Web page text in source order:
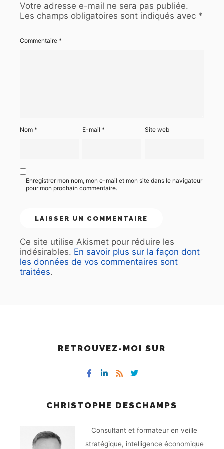
Votre adresse e-mail ne sera pas publiée.
Les champs obligatoires sont indiqués avec *
Commentaire *
Nom * E-mail* Site web
Enregistrer mon nom, mon e-mail et mon site dans le navigateur
pour mon prochain commentaire.
Ce site utilise Akismet pour réduire les
indésirables. En savoir plus sur la façon dont
les données de vos commentaires sont
traitées.
RETROUVEZ-MOI SUR
CHRISTOPHE DESCHAMPS
Consultant et formateur en veille
stratégique, intelligence économique